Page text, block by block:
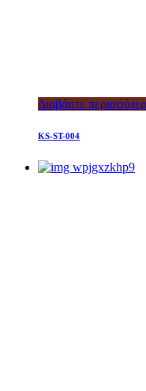
Διαβάστε
KS-ST-004